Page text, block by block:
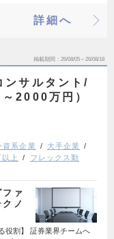
詳細へ
掲載期間 26/08/05～26/08/18
ンサルタント/
2000万円）
資系企業
大手企業
上
フレックス勤
ァ
ノ
役割】 証券業界チームへ